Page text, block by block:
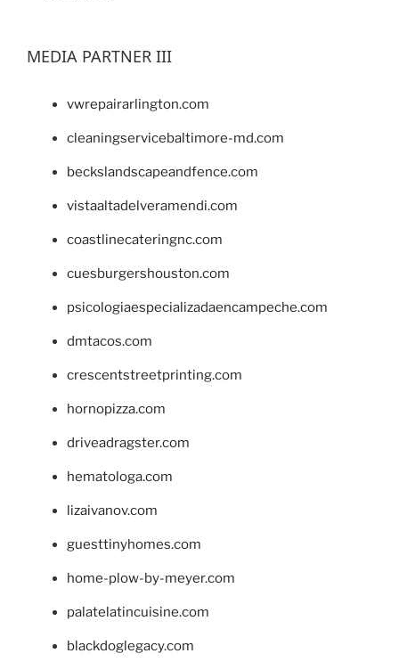
MEDIA PARTNER III
vwrepairarlington.com
cleaningservicebaltimore-md.com
beckslandscapeandfence.com
vistaaltadelveramendi.com
coastlinecateringnc.com
cuesburgershouston.com
psicologiaespecializadaencampeche.com
dmtacos.com
crescentstreetprinting.com
hornopizza.com
driveadragster.com
hematologa.com
lizaivanov.com
guesttinyhomes.com
home-plow-by-meyer.com
palatelatincuisine.com
blackdoglegacy.com